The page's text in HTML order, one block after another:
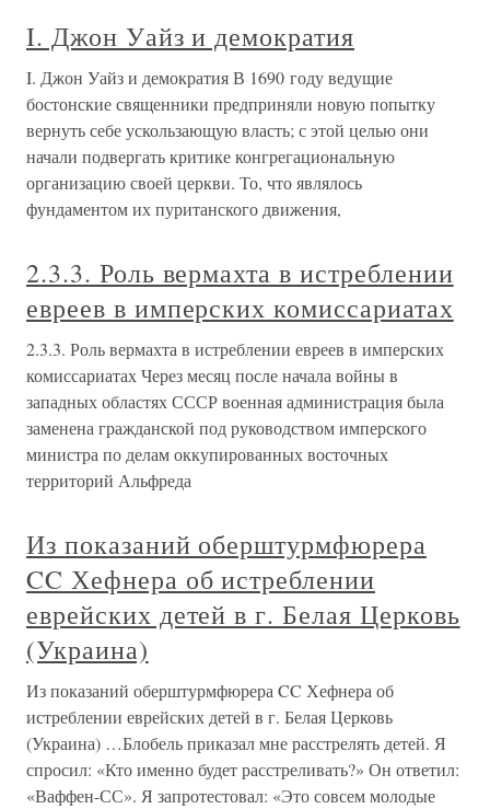
I. Джон Уайз и демократия
I. Джон Уайз и демократия В 1690 году ведущие
бостонские священники предприняли новую попытку
вернуть себе ускользающую власть; с этой целью они
начали подвергать критике конгрегациональную
организацию своей церкви. То, что являлось
фундаментом их пуританского движения,
2.3.3. Роль вермахта в истреблении
евреев в имперских комиссариатах
2.3.3. Роль вермахта в истреблении евреев в имперских
комиссариатах Через месяц после начала войны в
западных областях СССР военная администрация была
заменена гражданской под руководством имперского
министра по делам оккупированных восточных
территорий Альфреда
Из показаний оберштурмфюрера
CC Хефнера об истреблении
еврейских детей в г. Белая Церковь
(Украина)
Из показаний оберштурмфюрера CC Хефнера об
истреблении еврейских детей в г. Белая Церковь
(Украина) …Блобель приказал мне расстрелять детей. Я
спросил: «Кто именно будет расстреливать?» Он ответил:
«Ваффен-СС». Я запротестовал: «Это совсем молодые